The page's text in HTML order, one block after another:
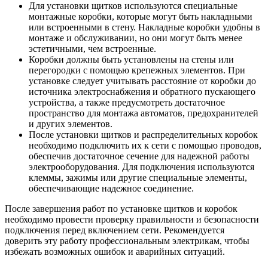
Для установки щитков используются специальные
монтажные коробки, которые могут быть накладными
или встроенными в стену. Накладные коробки удобны в
монтаже и обслуживании, но они могут быть менее
эстетичными, чем встроенные.
Коробки должны быть установлены на стены или
перегородки с помощью крепежных элементов. При
установке следует учитывать расстояние от коробки до
источника электроснабжения и обратного пускающего
устройства, а также предусмотреть достаточное
пространство для монтажа автоматов, предохранителей
и других элементов.
После установки щитков и распределительных коробок
необходимо подключить их к сети с помощью проводов,
обеспечив достаточное сечение для надежной работы
электрооборудования. Для подключения используются
клеммы, зажимы или другие специальные элементы,
обеспечивающие надежное соединение.
После завершения работ по установке щитков и коробок
необходимо провести проверку правильности и безопасности
подключения перед включением сети. Рекомендуется
доверить эту работу профессиональным электрикам, чтобы
избежать возможных ошибок и аварийных ситуаций.